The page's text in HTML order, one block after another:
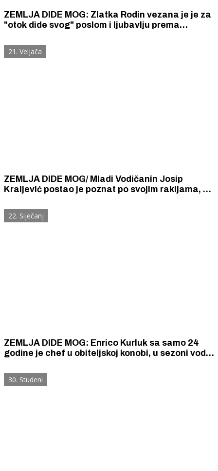
ZEMLJA DIDE MOG: Zlatka Rodin vezana je je za
"otok dide svog" poslom i ljubavlju prema
21. Veljača
ZEMLJA DIDE MOG/ Mladi Vodičanin Josip
Kraljević postao je poznat po svojim rakijama, a
22. Siječanj
ZEMLJA DIDE MOG: Enrico Kurluk sa samo 24
godine je chef u obiteljskoj konobi, u sezoni vodi
sushi majstora
30. Studeni